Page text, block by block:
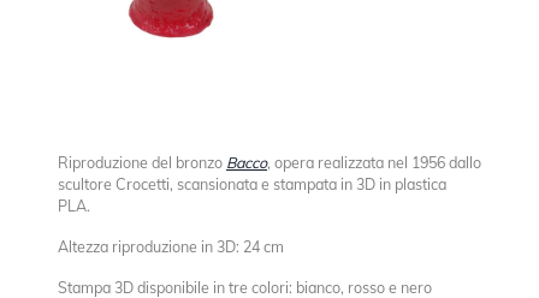
Riproduzione del bronzo Bacco, opera realizzata nel 1956 dallo
scultore Crocetti, scansionata e stampata in 3D in plastica
PLA.
Altezza riproduzione in 3D: 24 cm
Stampa 3D disponibile in tre colori: bianco, rosso e nero